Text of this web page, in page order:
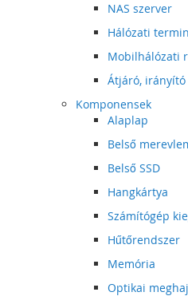
NAS szerver
Hálózati
Mobilhálózati
Átjáró, irányító
Komponensek
Alaplap
Belső
Belső SSD
Hangkártya
Számítógép
Hűtőrendszer
Memória
Optikai